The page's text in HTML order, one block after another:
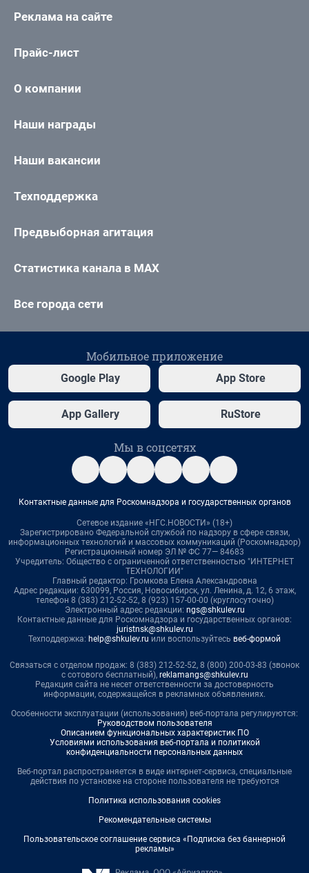
Реклама на сайте
Прайс-лист
О компании
Наши награды
Наши вакансии
Техподдержка
Предвыборная агитация
Статистика канала в MAX
Все города сети
Мобильное приложение
Google Play App Store
App Gallery RuStore
Мы в соцсетях
Контактные данные для Роскомнадзора и государственных органов
Сетевое издание «НГС.НОВОСТИ» (18+)
Зарегистрировано Федеральной службой по надзору в сфере связи,
информационных технологий и массовых коммуникаций (Роскомнадзор)
Регистрационный номер ЭЛ № ФС 77— 84683
Учредитель: Общество с ограниченной ответственностью "ИНТЕРНЕТ
ТЕХНОЛОГИИ"
Главный редактор: Громкова Елена Александровна
Адрес редакции: 630099, Россия, Новосибирск, ул. Ленина, д. 12, 6 этаж,
телефон 8 (383) 212-52-52, 8 (923) 157-00-00 (круглосуточно)
Электронный адрес редакции: ngs@shkulev.ru
Контактные данные для Роскомнадзора и государственных органов:
juristnsk@shkulev.ru
Техподдержка: help@shkulev.ru или воспользуйтесь веб-формой
Связаться с отделом продаж: 8 (383) 212-52-52, 8 (800) 200-03-83 (звонок
с сотового бесплатный), reklamangs@shkulev.ru
Редакция сайта не несет ответственности за достоверность
информации, содержащейся в рекламных объявлениях.
Особенности эксплуатации (использования) веб-портала регулируются:
Руководством пользователя
Описанием функциональных характеристик ПО
Условиями использования веб-портала и политикой
конфиденциальности персональных данных
Веб-портал распространяется в виде интернет-сервиса, специальные
действия по установке на стороне пользователя не требуются
Политика использования cookies
Рекомендательные системы
Пользовательское соглашение сервиса «Подписка без баннерной
рекламы»